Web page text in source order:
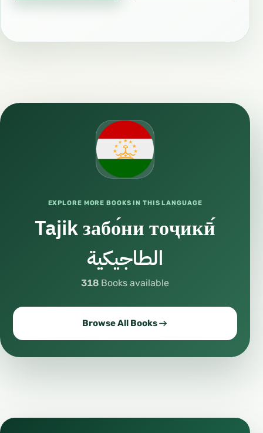
EXPLORE MORE BOOKS IN THIS LANGUAGE
Tajik забо́ни тоҷикӣ́
الطاجيكية
318 Books available
Browse All Books